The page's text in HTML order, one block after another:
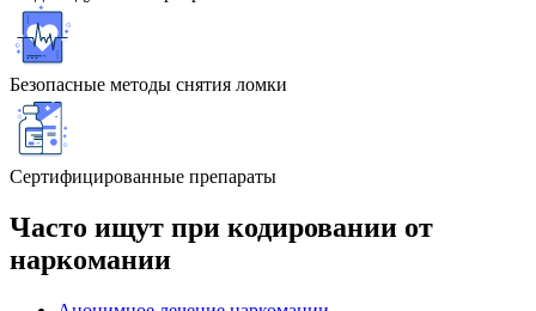
Безопасные методы снятия ломки
Сертифицированные препараты
Часто ищут при кодировании от
наркомании